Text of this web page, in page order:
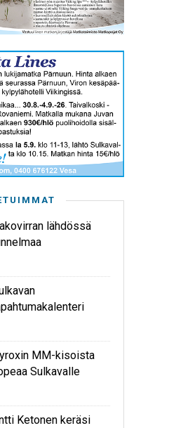
lähdössä
MM-kisoista
Sulkavalle
Ketonen keräsi